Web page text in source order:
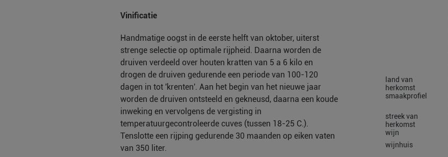
Vinificatie
Handmatige oogst in de eerste helft van oktober, uiterst
strenge selectie op optimale rijpheid. Daarna worden de
druiven verdeeld over houten kratten van 5 a 6 kilo en
drogen de druiven gedurende een periode van 100-120
dagen in tot 'krenten'. Aan het begin van het nieuwe jaar
worden de druiven ontsteeld en gekneusd, daarna een koude
inweking en vervolgens de vergisting in
temperatuurgecontroleerde cuves (tussen 18-25 C.).
Tenslotte een rijping gedurende 30 maanden op eiken vaten
van 350 liter.
land van
herkomst
smaakprofiel
streek van
herkomst
wijn
wijnhuis